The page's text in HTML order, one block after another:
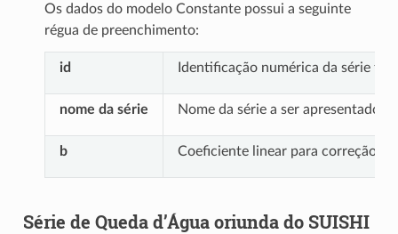
Os dados do modelo Constante possui a seguinte
régua de preenchimento:
id Identificação numérica da série
nome da série Nome da série a ser apresentado
b Coeficiente linear para correção
Série de Queda d’Água oriunda do SUISHI